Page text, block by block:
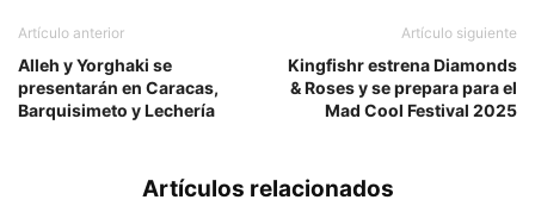
Artículo anterior
Alleh y Yorghaki se
presentarán en Caracas,
Barquisimeto y Lechería
Artículo siguiente
Kingfishr estrena Diamonds
& Roses y se prepara para el
Mad Cool Festival 2025
Artículos relacionados